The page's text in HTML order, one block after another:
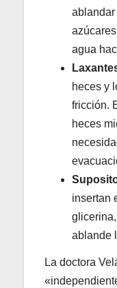
agua
heces y
fricción.
heces
insertan
ablande
La doctora